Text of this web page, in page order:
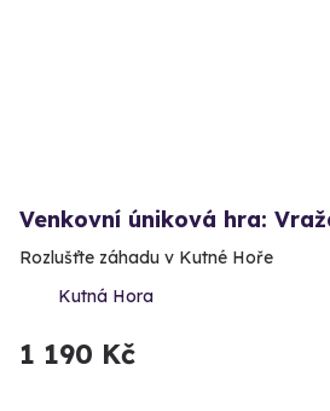
Venkovní úniková hra:
Rozlušťte záhadu v Kutné Hoře
Kutná Hora
1 190 Kč